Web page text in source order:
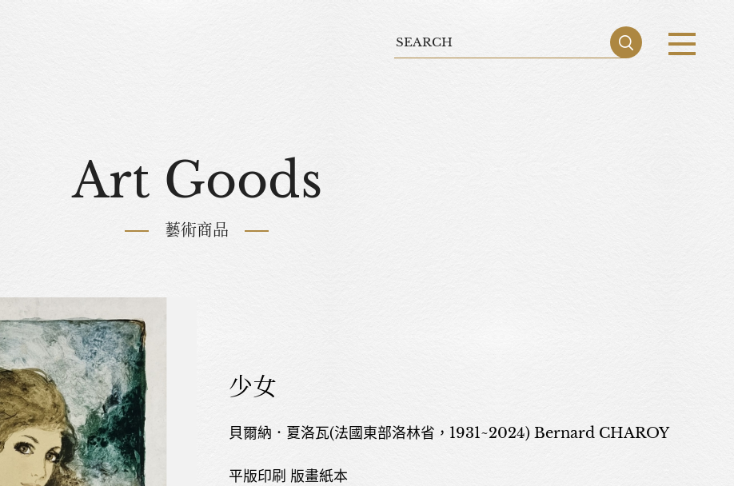
Art Goods
藝術商品
少女
貝爾納．夏洛瓦(法國東部洛林省，1931~2024) Bernard CHAROY
平版印刷 版畫紙本